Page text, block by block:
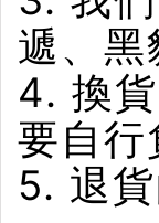
遞、
4. 換
要自行
5. 退